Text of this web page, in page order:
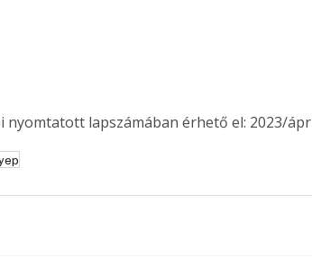
nyomtatott lapszámában érhető el: 2023/